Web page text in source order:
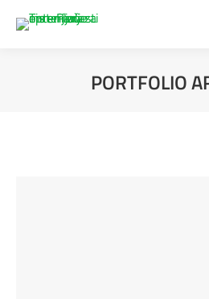
PORTFOLIO